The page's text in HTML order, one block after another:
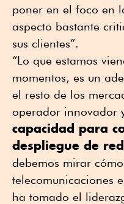
poner en el foco en
aspecto bastante
sus clientes”.
“Lo que estamos
momentos, es un
el resto de los
operador innovador
capacidad para
despliegue de
debemos mirar
telecomunicaciones
ha tomado el